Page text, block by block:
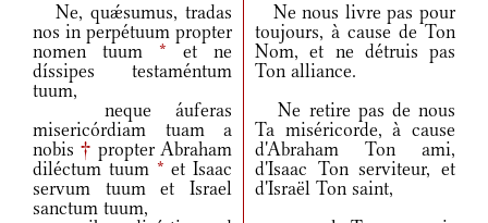
Ne, quǽsumus, tradas
nos in perpétuum propter
nomen tuum * et ne
díssipes testaméntum
tuum,
Ne nous livre pas pour
toujours, à cause de Ton
Nom, et ne détruis pas
Ton alliance.
neque áuferas
misericórdiam tuam a
nobis † propter Abraham
diléctum tuum * et Isaac
servum tuum et Israel
sanctum tuum,
Ne retire pas de nous
Ta miséricorde, à cause
d'Abraham Ton ami,
d'Isaac Ton serviteur, et
d'Israël Ton saint,